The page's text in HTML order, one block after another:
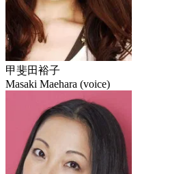
甲斐田裕子
Masaki Maehara (voice)